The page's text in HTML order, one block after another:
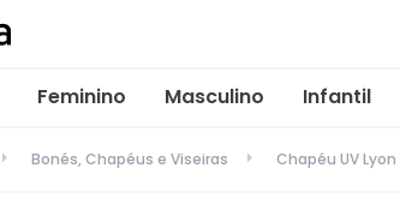
Feminino Masculino Infantil
Bonés, Chapéus e Viseiras Chapéu UV Lyon